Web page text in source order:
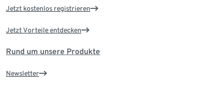
Jetzt kostenlos registrieren
Jetzt Vorteile entdecken
Rund um unsere Produkte
Newsletter